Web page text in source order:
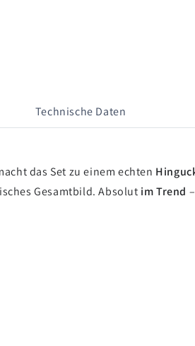
Technische Daten
das Set zu einem echten
Gesamtbild. Absolut im Trend